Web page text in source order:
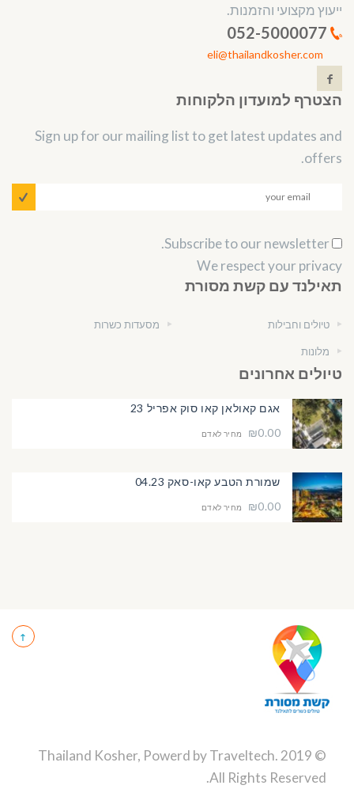
ייעוץ מקצועי והזמנות.
eli@thailandkosher.com
הצטרף למועדון הלקוחות
Sign up for our mailing list to get latest updates and
offers.
We respect your privacy
תאילנד עם קשת מסורת
טיולים וחבילות
מלונות
מסעדות כשרות
טיולים אחרונים
אגם קאולאן קאו סוק אפריל 23
₪0.00
מחיר לאדם
שמורת הטבע קאו-סאק 04.23
₪0.00
מחיר לאדם
© 2019 Thailand Kosher, Powerd by
Traveltech.
All Rights Reserved.